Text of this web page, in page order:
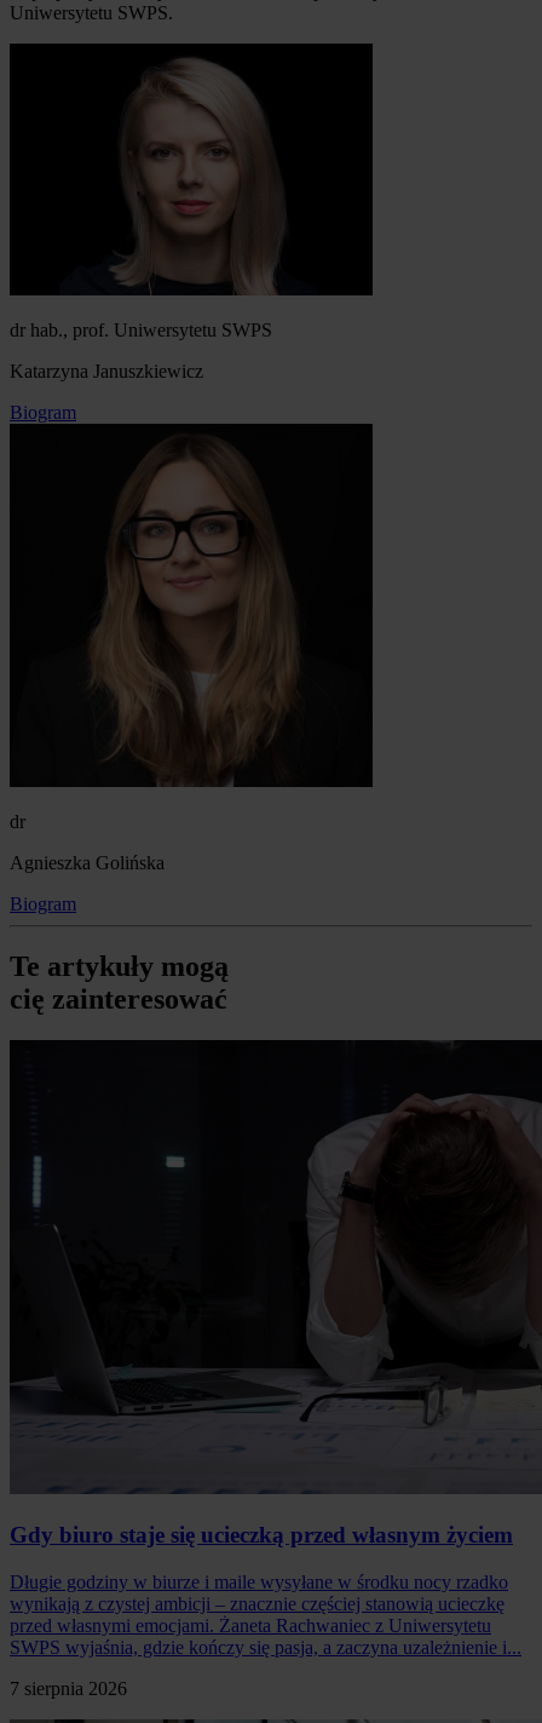
Uniwersytetu SWPS.
dr hab., prof. Uniwersytetu SWPS
Katarzyna Januszkiewicz
Biogram
dr
Agnieszka Golińska
Biogram
Te artykuły mogą
cię zainteresować
Gdy biuro staje się ucieczką przed własnym życiem
Długie godziny w biurze i maile wysyłane w środku nocy rzadko
wynikają z czystej ambicji – znacznie częściej stanowią ucieczkę
przed własnymi emocjami. Żaneta Rachwaniec z Uniwersytetu
SWPS wyjaśnia, gdzie kończy się pasja, a zaczyna uzależnienie i...
7 sierpnia 2026